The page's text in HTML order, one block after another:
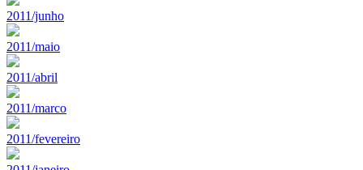
2011/junho
2011/maio
2011/abril
2011/marco
2011/fevereiro